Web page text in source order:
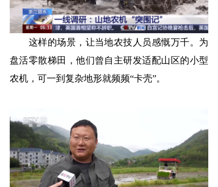
这样的场景，让当地农技人员感慨万千。为
盘活零散梯田，他们曾自主研发适配山区的小型
农机，可一到复杂地形就频频“卡壳”。